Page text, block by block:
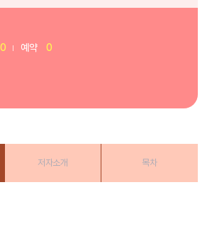
0 예약 0
저자소개 목차